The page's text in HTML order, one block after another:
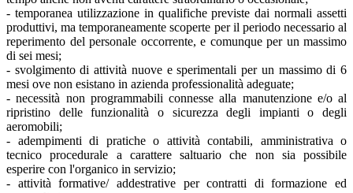
- temporanea utilizzazione in qualifiche previste dai normali assetti
produttivi, ma temporaneamente scoperte per il periodo necessario al
reperimento del personale occorrente, e comunque per un massimo
di sei mesi;
- svolgimento di attività nuove e sperimentali per un massimo di 6
mesi ove non esistano in azienda professionalità adeguate;
- necessità non programmabili connesse alla manutenzione e/o al
ripristino delle funzionalità o sicurezza degli impianti o degli
aeromobili;
- adempimenti di pratiche o attività contabili, amministrativa o
tecnico procedurale a carattere saltuario che non sia possibile
esperire con l'organico in servizio;
- attività formative/ addestrative per contratti di formazione ed